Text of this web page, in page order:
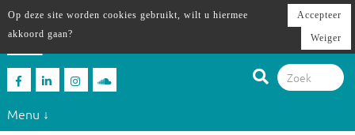
Menu ↓
Op deze site worden cookies gebruikt, wilt u hiermee
akkoord gaan?
Accepteer
Weiger